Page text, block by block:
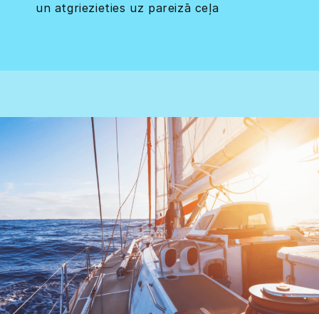
un atgriezieties uz pareizā ceļa